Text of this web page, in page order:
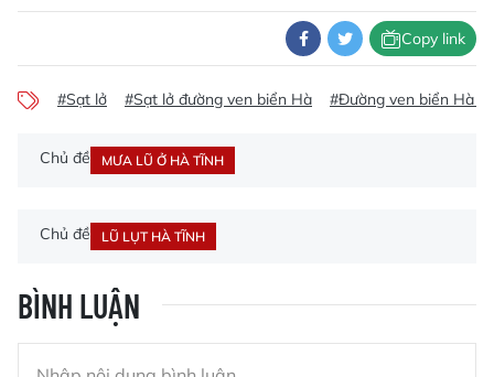
Copy link
#Sạt lở #Sạt lở đường ven biển Hà #Đường ven biển Hà
Chủ đề MƯA LŨ Ở HÀ TĨNH
Chủ đề LŨ LỤT HÀ TĨNH
BÌNH LUẬN